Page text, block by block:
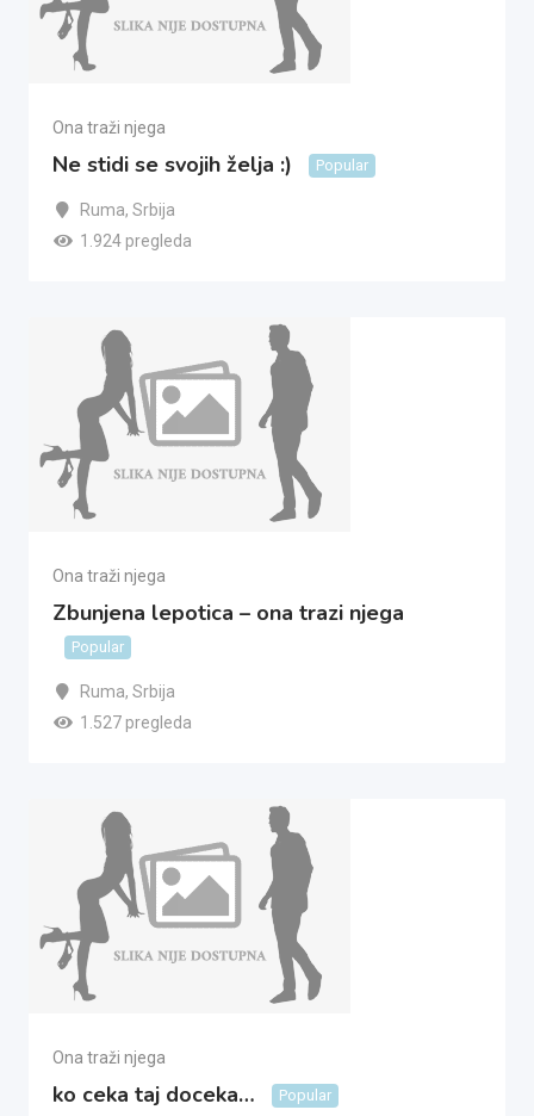
Ona traži njega
Ne stidi se svojih želja :) Popular
Ruma, Srbija
1.924 pregleda
Ona traži njega
Zbunjena lepotica – ona trazi njega
Popular
Ruma, Srbija
1.527 pregleda
Ona traži njega
ko ceka taj doceka… Popular